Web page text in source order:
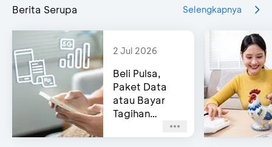
Berita Serupa Selengkapnya
2 Jul 2026
Beli Pulsa,
Paket Data
atau Bayar
Tagihan
Pascabayar?
Bisa di e-